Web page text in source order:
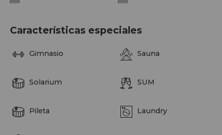
Características especiales
Gimnasio Sauna
Solarium SUM
Pileta Laundry